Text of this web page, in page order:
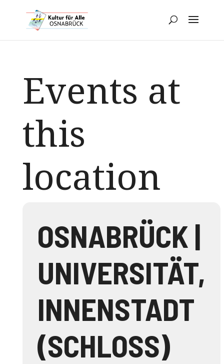
Events at
this
location
OSNABRÜCK |
UNIVERSITÄT,
INNENSTADT
(SCHLOSS)